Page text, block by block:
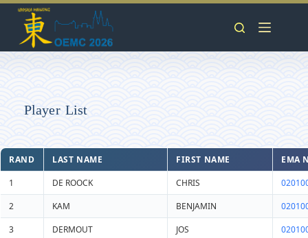
Player List
RAND LAST NAME FIRST NAME
EMA
1
DE ROOCK CHRIS
2
KAM BENJAMIN
3
DERMOUT JOS